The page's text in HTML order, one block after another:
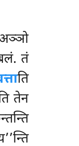
तं
ति
तेन